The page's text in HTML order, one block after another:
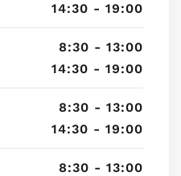
14:30 - 19:00
8:30 - 13:00
14:30 - 19:00
8:30 - 13:00
14:30 - 19:00
8:30 - 13:00